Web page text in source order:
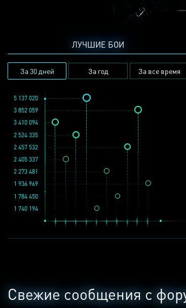
ЛУЧШИЕ БОИ
За 30 дней За год За все время
1 936 969
3 852 059
2 457 532
1 784 450
2 273 481
1 740 194
5 137 020
2 524 335
2 405 337
3 410 094
Свежие сообщения с